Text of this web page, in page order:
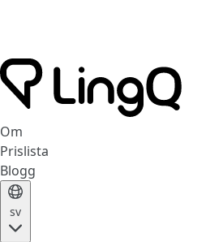
Om
Prislista
Blogg
sv